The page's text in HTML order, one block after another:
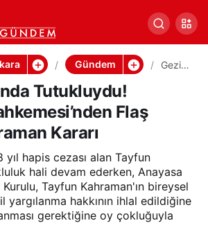
Gündem
Gezi
nden
Flaş
Tayfu
n
Kahra
Tutukluydu!
Flaş
Kararı
yıl hapis cezası alan Tayfun
hali devam ederken, Anayasa
Tayfun Kahraman'ın bireysel
yargılanma hakkının ihlal edildiğine
gerektiğine oy çokluğuyla
0 Paylaş